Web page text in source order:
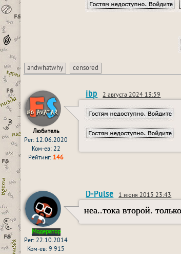
andwhatwhy censored
Любитель
Рег: 12.06.2020
Ком-ев: 22
Рейтинг: 146
ibp 2 августа 2024 13:59
Модератор
Рег: 22.10.2014
Ком-ев: 9 915
D-Pulse 1 июня 2015 23:43
неа..тока второй.